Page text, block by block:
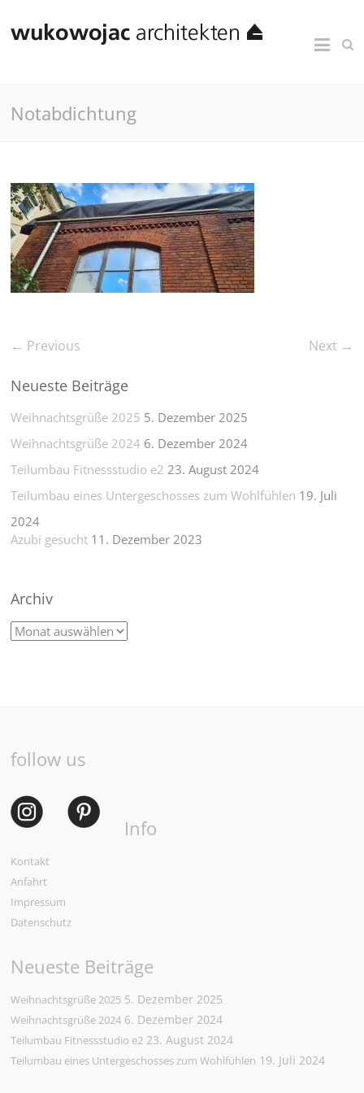
Notabdichtung
← Previous Next →
Neueste Beiträge
Weihnachtsgrüße 2025 5. Dezember 2025
Weihnachtsgrüße 2024 6. Dezember 2024
Teilumbau Fitnessstudio e2 23. August 2024
Teilumbau eines Untergeschosses zum Wohlfühlen 19. Juli
2024
Azubi gesucht 11. Dezember 2023
Archiv
follow us
Info
Kontakt
Anfahrt
Impressum
Datenschutz
Neueste Beiträge
Weihnachtsgrüße 2025 5. Dezember 2025
Weihnachtsgrüße 2024 6. Dezember 2024
Teilumbau Fitnessstudio e2 23. August 2024
Teilumbau eines Untergeschosses zum Wohlfühlen 19. Juli 2024